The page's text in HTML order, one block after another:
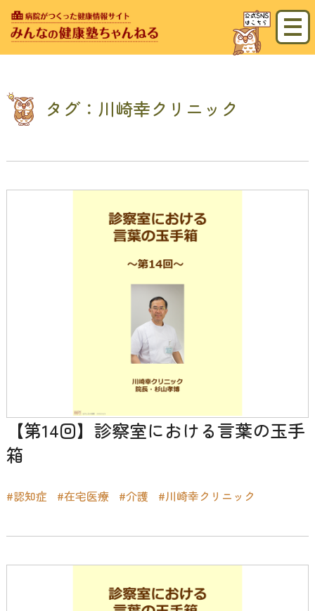
タグ：川崎幸クリニック
【第14回】診察室における言葉の玉手
箱
#認知症 #在宅医療 #介護 #川崎幸クリニック